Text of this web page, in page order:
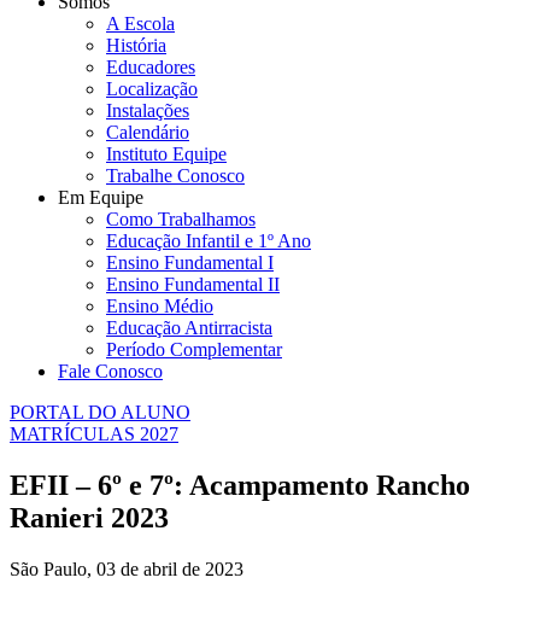
A Escola
História
Educadores
Localização
Instalações
Calendário
Instituto Equipe
Trabalhe Conosco
Em Equipe
Como Trabalhamos
Educação Infantil e 1º Ano
Ensino Fundamental I
Ensino Fundamental II
Ensino Médio
Educação Antirracista
Período Complementar
Fale Conosco
PORTAL DO ALUNO
MATRÍCULAS 2027
EFII – 6º e 7º: Acampamento Rancho
Ranieri 2023
São Paulo, 03 de abril de 2023